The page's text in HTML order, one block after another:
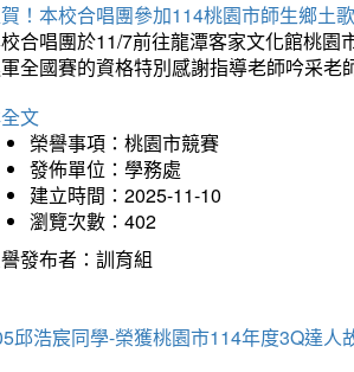
！本校合唱團參加114桃園市師生鄉土
合唱團於11/7前往龍潭客家文化館桃
全國賽的資格特別感謝指導老師吟采
文
榮譽事項：桃園市競賽
發佈單位：學務處
建立時間：2025-11-10
瀏覽次數：402
發布者：訓育組
邱浩宸同學-榮獲桃園市114年度3Q達人